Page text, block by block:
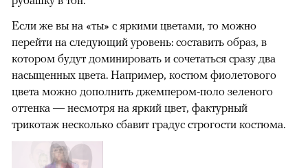
Если же вы на «ты» с яркими цветами, то можно
перейти на следующий уровень: составить образ, в
котором будут доминировать и сочетаться сразу два
насыщенных цвета. Например, костюм фиолетового
цвета можно дополнить джемпером-поло зеленого
оттенка — несмотря на яркий цвет, фактурный
трикотаж несколько сбавит градус строгости костюма.